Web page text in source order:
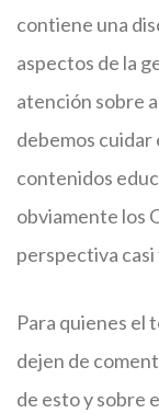
contiene una
aspectos de la
atención sobre
debemos cuidar
contenidos
obviamente los
perspectiva
Para quienes el
dejen de
de esto y sobre